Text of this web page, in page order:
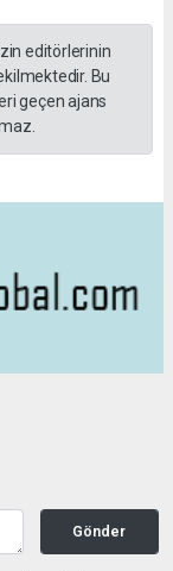
editörlerinin
Bu
geçen ajans
Gönder